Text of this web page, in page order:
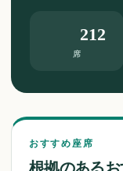
席
212
おすすめ座席